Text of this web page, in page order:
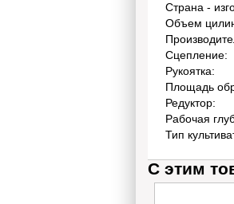
Страна -
Объем
Сцепление:
Рукоятка:
Площадь
Редуктор:
Рабочая
Тип
С этим